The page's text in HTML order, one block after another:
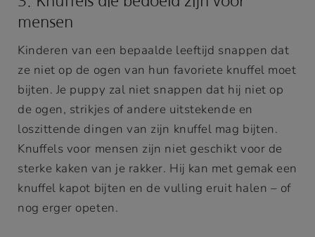
mensen
Kinderen van een bepaalde leeftijd snappen dat
ze niet op de ogen van hun favoriete knuffel moet
bijten. Je puppy zal niet snappen dat hij niet op
de ogen, strikjes of andere uitstekende en
loszittende dingen van zijn knuffel mag bijten.
Knuffels voor mensen zijn niet geschikt voor de
sterke kaken van je rakker. Hij kan met gemak een
knuffel kapot bijten en de vulling eruit halen – of
nog erger opeten.